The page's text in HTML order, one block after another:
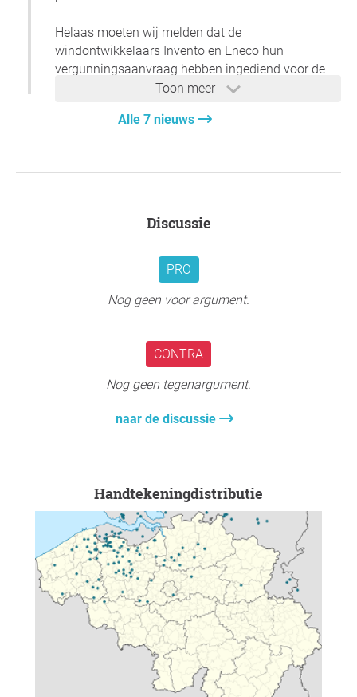
Toon meer
Helaas moeten wij melden dat de
windontwikkelaars Invento en Eneco hun
vergunningsaanvraag hebben ingediend voor de
bouw van een enorme windturbine van maar liefst
Je kan nog tot 25 april 2025 bezwaar indienen.
👉Vul het algemeen bezwaarschrift in en teken het
👉of Stel zelf een bezwaarschrift op en dien dit in
👉of Wie een bijdrage heeft geleverd, of dat nog wil
doen, kan via rekeningnummer
KBC BE69731064059478 en indien gewenst
Neem contact met ons op via
📣 Iedereen van 18 jaar en ouder kan bezwaar
indienen, let wel op, dit is slechts eenmaal
mogelijk.
Nogmaals bedankt namens het actiecomité
Leestjesmolen. Bij vragen kunt u altijd contact met
ons opnemen via leestjesmolen@gmail.com.
Met vriendelijke groet,
Het actiecomité Leestjesmolen
Alle 7 nieuws
Discussie
PRO
Nog geen voor argument.
CONTRA
Nog geen tegenargument.
naar de discussie
Handtekeningdistributie